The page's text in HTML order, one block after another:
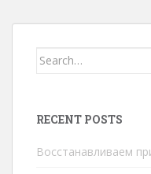
Search
RECENT POSTS
Восстанавливаем